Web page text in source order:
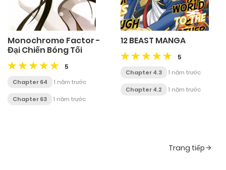
Monochrome Factor -
Đại Chiến Bóng Tối
5
Chapter 64 1 năm trước
Chapter 63 1 năm trước
12 BEAST MANGA
5
Chapter 4.3 1 năm trước
Chapter 4.2 1 năm trước
Trang tiếp